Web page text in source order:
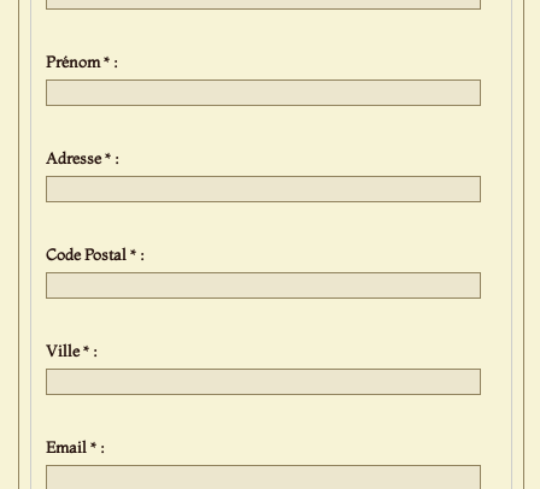
Prénom * :
Adresse * :
Code Postal * :
Ville * :
Email * :